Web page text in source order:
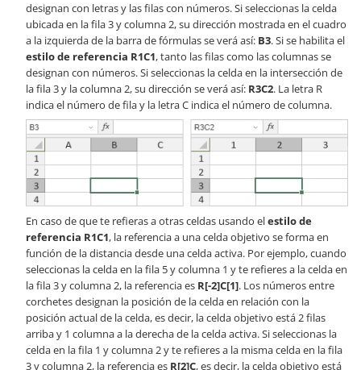
designan con letras y las filas con números. Si seleccionas la celda
ubicada en la fila 3 y columna 2, su dirección mostrada en el cuadro
a la izquierda de la barra de fórmulas se verá así: B3. Si se habilita el
estilo de referencia R1C1, tanto las filas como las columnas se
designan con números. Si seleccionas la celda en la intersección de
la fila 3 y la columna 2, su dirección se verá así: R3C2. La letra R
indica el número de fila y la letra C indica el número de columna.
En caso de que te refieras a otras celdas usando elestilo de
referencia R1C1, la referencia a una celda objetivo se forma en
función de la distancia desde una celda activa. Por ejemplo, cuando
seleccionas la celda en la fila 5 y columna 1 y te refieres a la celda en
la fila 3 y columna 2, la referencia es R[-2]C[1]. Los números entre
corchetes designan la posición de la celda en relación con la
posición actual de la celda, es decir, la celda objetivo está 2 filas
arriba y 1 columna a la derecha de la celda activa. Si seleccionas la
celda en la fila 1 y columna 2 y te refieres a la misma celda en la fila
3 y columna 2, la referencia es R[2]C, es decir, la celda objetivo está